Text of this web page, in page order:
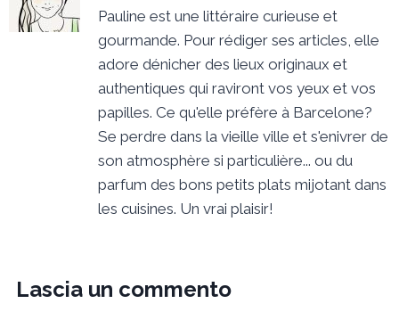
Pauline est une littéraire curieuse et
gourmande. Pour rédiger ses articles, elle
adore dénicher des lieux originaux et
authentiques qui raviront vos yeux et vos
papilles. Ce qu'elle préfère à Barcelone?
Se perdre dans la vieille ville et s'enivrer de
son atmosphère si particulière... ou du
parfum des bons petits plats mijotant dans
les cuisines. Un vrai plaisir!
Lascia un commento